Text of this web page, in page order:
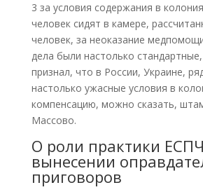
3 за условия содержания в
человек сидят в камере,
человек, за неоказание
дела были настолько
признал, что в России, Украине,
настолько ужасные условия в
компенсацию, можно сказать,
Массово.
О роли практики
вынесении
приговоров